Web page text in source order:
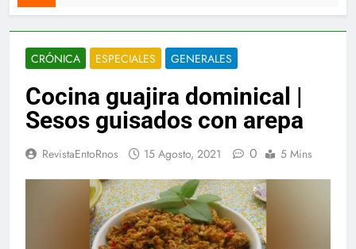
CRÓNICA ESPECIALES GENERALES
Cocina guajira dominical |
Sesos guisados con arepa
RevistaEntoRnos 15 Agosto, 2021 0 5 Mins